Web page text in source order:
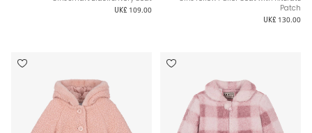
Patch
UK£ 130.00
UK£ 109.00